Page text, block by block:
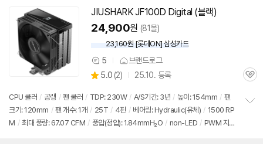
JIUSHARKJF100D Digital (블랙)
24,900원 (81몰)
23,160원 [롯데ON] 삼성카드
상
품
견
5 브랜드로그
별
점
5.0 (상
리
뷰
2) 25.10. 등록
관
CPU 쿨러 / 공랭 / 팬 쿨러 / TDP: 230W / A/S기간: 3년 / 높이: 154mm / 팬
크기: 120mm / 팬 개수: 1개 / 25T / 4핀 / 베어링: Hydraulic(유체) / 1500 RP
M / 최대 풍량: 67.07 CFM / 풍압(정압): 1.84mmH₂O / non-LED / PWM 지